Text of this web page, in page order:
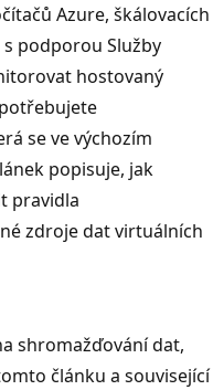
Azure, škálovacích
podporou Služby
hostovaný
se ve výchozím
popisuje, jak
pravidla
zdroje dat virtuálních
shromažďování dat,
článku a související